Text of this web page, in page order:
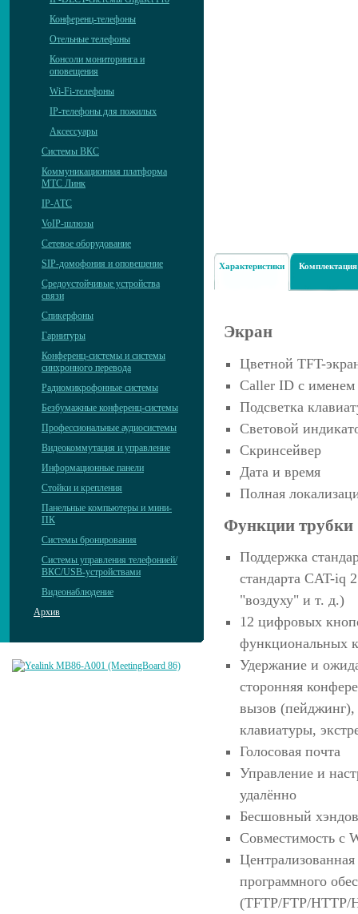
Конференц-телефоны
Отельные телефоны
Консоли мониторинга и
оповещения
Wi-Fi-телефоны
IP-телефоны для пожилых
Аксессуары
Системы ВКС
Коммуникационная платформа
МТС Линк
IP-АТС
VoIP-шлюзы
Сетевое оборудование
SIP-домофония и оповещение
Средоустойчивые устройства
связи
Спикерфоны
Гарнитуры
Конференц-системы и системы
синхронного перевода
Радиомикрофонные системы
Безбумажные конференц-системы
Профессиональные аудиосистемы
Видеокоммутация и управление
Информационные панели
Стойки и крепления
Панельные компьютеры и мини-
ПК
Системы бронирования
Системы управления телефонией/
ВКС/USB-устройствами
Видеонаблюдение
Архив
Характеристики Комплектация
Экран
Цветной TFT-
Caller ID с
Подсветка
Световой
Скринсейвер
Дата и время
Полная
Функции трубки
Поддержка
стандарта CAT-
"воздуху" и т. д.)
12 цифровых
функциональных
Удержание и
сторонняя
вызов (пейджинг),
клавиатуры,
Голосовая почта
Управление и
удалённо
Бесшовный
Совместимость с
программного
(TFTP/FTP/HTTP/